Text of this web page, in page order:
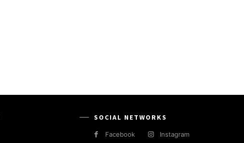
SOCIAL NETWORKS
Facebook Instagram